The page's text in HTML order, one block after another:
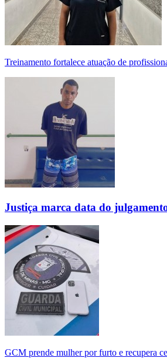
Treinamento fortalece atuação de
Justiça marca data do
GCM prende mulher por furto e recupera